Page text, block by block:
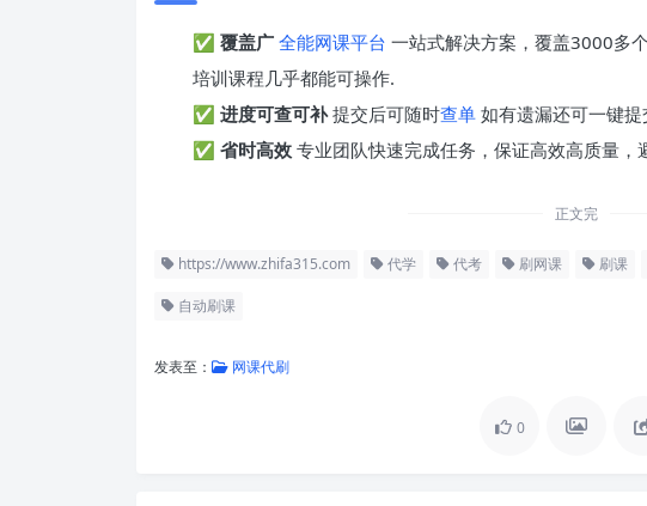
✅ 覆盖广 全能网课平台 一站式解决方案，覆盖3000多
培训课程几乎都能可操作.
✅ 进度可查可补提交后可随时查单 如有遗漏还可一键
✅ 省时高效 专业团队快速完成任务，保证高效高质量，
正文完
https://www.zhifa315.com 代学 代考 刷网课 刷课
自动刷课
发表至： 网课代刷
0